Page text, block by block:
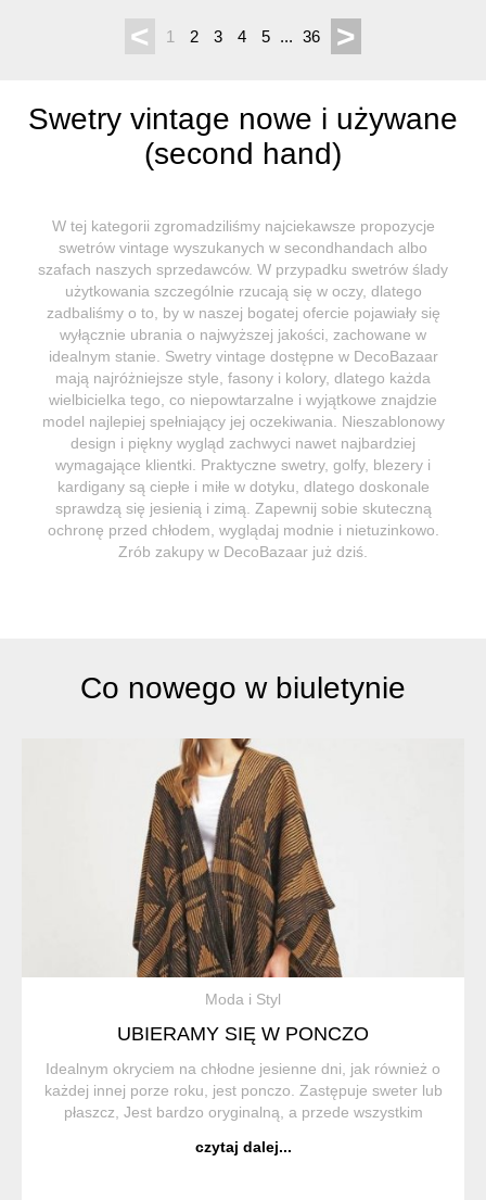
< 1 2 3 4 5 ... 36 >
Swetry vintage nowe i używane
(second hand)
W tej kategorii zgromadziliśmy najciekawsze propozycje
swetrów vintage wyszukanych w secondhandach albo
szafach naszych sprzedawców. W przypadku swetrów ślady
użytkowania szczególnie rzucają się w oczy, dlatego
zadbaliśmy o to, by w naszej bogatej ofercie pojawiały się
wyłącznie ubrania o najwyższej jakości, zachowane w
idealnym stanie. Swetry vintage dostępne w DecoBazaar
mają najróżniejsze style, fasony i kolory, dlatego każda
wielbicielka tego, co niepowtarzalne i wyjątkowe znajdzie
model najlepiej spełniający jej oczekiwania. Nieszablonowy
design i piękny wygląd zachwyci nawet najbardziej
wymagające klientki. Praktyczne swetry, golfy, blezery i
kardigany są ciepłe i miłe w dotyku, dlatego doskonale
sprawdzą się jesienią i zimą. Zapewnij sobie skuteczną
ochronę przed chłodem, wyglądaj modnie i nietuzinkowo.
Zrób zakupy w DecoBazaar już dziś.
Co nowego w biuletynie
Moda i Styl
UBIERAMY SIĘ W PONCZO
Idealnym okryciem na chłodne jesienne dni, jak również o
każdej innej porze roku, jest ponczo. Zastępuje sweter lub
płaszcz, Jest bardzo oryginalną, a przede wszystkim
Poncho) to trad...
czytaj dalej...